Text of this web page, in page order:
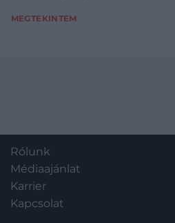
MEGTEKINTEM
Rólunk
Médiaajánlat
Karrier
Kapcsolat